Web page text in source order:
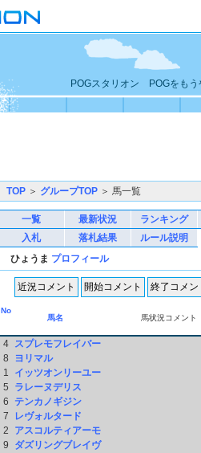
POGスタリオン POGをもう
TOP ＞ グループTOP ＞ 馬一覧
一覧 最新状況
ランキング
入札
落札結果
ルール説明
ひょうま プロフィール
No
馬名
馬状況コメント
4
スプレモフレイバー
8
ヨリマル
1
イッツオンリーユー
5
ラレーヌデリス
6
テンカノギジン
7
レヴォルタード
2
アスコルティアーモ
9
ダズリングブレイヴ